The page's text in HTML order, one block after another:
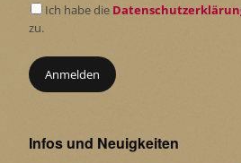
Ich habe die
zu.
Infos und Neuigkeiten